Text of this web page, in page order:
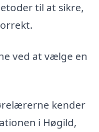
til at sikre,
ved at vælge en
kender
i Høgild,